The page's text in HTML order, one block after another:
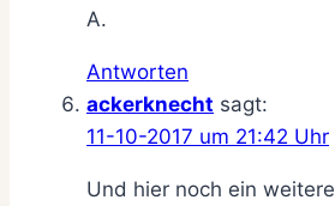
A.
Antworten
ackerknecht sagt:
11-10-2017 um 21:42 Uhr
Und hier noch ein